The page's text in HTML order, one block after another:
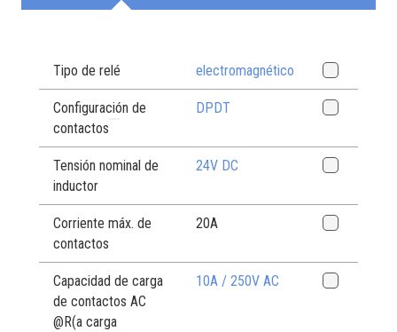
Tipo de relé electromagnético
Configuración de
contactos
DPDT
Tensión nominal de
inductor
24V DC
Corriente máx. de
contactos
20A
Capacidad de carga
de contactos AC
@R(a carga
10A / 250V AC